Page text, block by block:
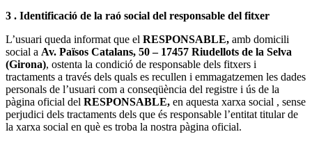
3 . Identificació de la raó social del responsable del fitxer
L’usuari queda informat que el RESPONSABLE, amb domicili
social a Av. Països Catalans, 50 – 17457 Riudellots de la Selva
(Girona), ostenta la condició de responsable dels fitxers i
tractaments a través dels quals es recullen i emmagatzemen les dades
personals de l’usuari com a conseqüència del registre i ús de la
pàgina oficial del RESPONSABLE, en aquesta xarxa social , sense
perjudici dels tractaments dels que és responsable l’entitat titular de
la xarxa social en què es troba la nostra pàgina oficial.